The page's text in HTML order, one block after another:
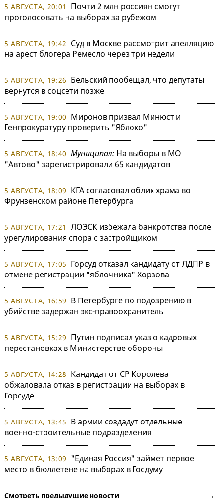
5 АВГУСТА, 20:01
Почти 2 млн россиян смогут
проголосовать на выборах за рубежом
5 АВГУСТА, 19:42
Суд в Москве рассмотрит апелляцию
на арест блогера Ремесло через три недели
5 АВГУСТА, 19:26
Бельский пообещал, что депутаты
вернутся в соцсети позже
5 АВГУСТА, 19:00
Миронов призвал Минюст и
Генпрокуратуру проверить "Яблоко"
5 АВГУСТА, 18:40 Муниципал: На выборы в МО
"Автово" зарегистрировали 65 кандидатов
5 АВГУСТА, 18:09
КГА согласовал облик храма во
Фрунзенском районе Петербурга
5 АВГУСТА, 17:21
ЛОЭСК избежала банкротства после
урегулирования спора с застройщиком
5 АВГУСТА, 17:05
Горсуд отказал кандидату от ЛДПР в
отмене регистрации "яблочника" Хорзова
5 АВГУСТА, 16:59
В Петербурге по подозрению в
убийстве задержан экс-правоохранитель
5 АВГУСТА, 15:29
Путин подписал указ о кадровых
перестановках в Министерстве обороны
5 АВГУСТА, 14:28
Кандидат от СР Королева
обжаловала отказ в регистрации на выборах в
Горсуде
5 АВГУСТА, 13:45
В армии создадут отдельные
военно-строительные подразделения
5 АВГУСТА, 13:09
"Единая Россия" займет первое
место в бюллетене на выборах в Госдуму
Смотреть предыдущие новости →